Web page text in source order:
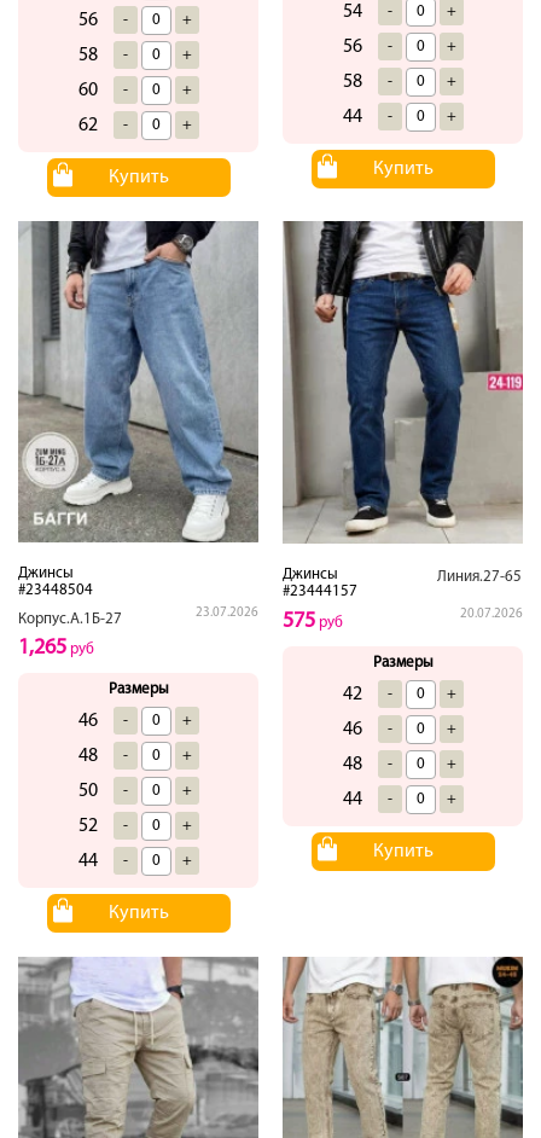
56 - +
58 - +
60 - +
62 - +
Купить
54 - +
56 - +
58 - +
44 - +
Купить
Джинсы
#23448504
Корпус.А.1Б-27
23.07.2026
1,265 руб
Размеры
46 - +
48 - +
50 - +
52 - +
44 - +
Купить
Джинсы
#23444157
Линия.27-65
20.07.2026
575 руб
Размеры
42 - +
46 - +
48 - +
44 - +
Купить